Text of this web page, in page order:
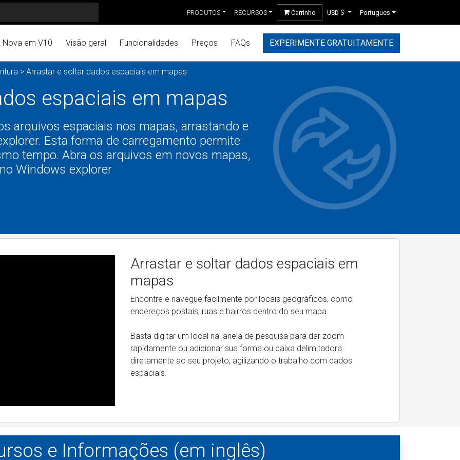
PRODUTOS RECURSOS Carrinho USD $ Portugues
Nova em V10 Visão geral Funcionalidades Preços FAQs EXPERIMENTE GRATUITAMENTE
> Arrastar e soltar dados espaciais em mapas
espaciais em mapas
arquivos espaciais nos mapas, arrastando e
Esta forma de carregamento permite
tempo. Abra os arquivos em novos mapas,
Windows explorer
Arrastar e soltar dados espaciais em
mapas
Encontre e navegue facilmente por locais geográficos, como
endereços postais, ruas e bairros dentro do seu mapa.
Basta digitar um local na janela de pesquisa para dar zoom
rapidamente ou adicionar sua forma ou caixa delimitadora
diretamente ao seu projeto, agilizando o trabalho com dados
espaciais.
e Informações (em inglês)